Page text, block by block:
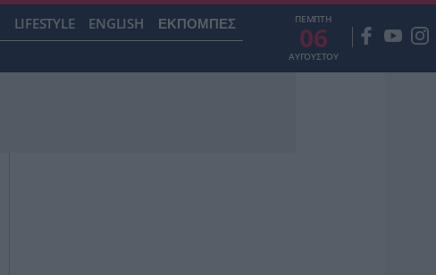
LIFESTYLE ENGLISH ΕΚΠΟΜΠΕΣ ΠΕΜΠΤΗ
06
ΑΥΓΟΥΣΤΟΥ